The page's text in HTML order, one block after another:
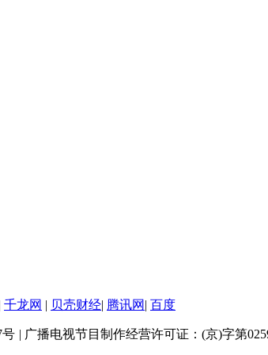
千龙网 | 贝壳财经| 腾讯网 | 百度
号 | 广播电视节目制作经营许可证：(京)字第